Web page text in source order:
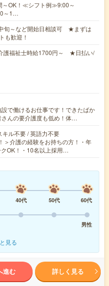
～OK！≪シフト例≫9:00～
～1…
中旬～など開始日相談可 ★まずは
も歓迎！
護福祉士時給1700円～ ★日払い/
で働けるお仕事です！できたばか
さんの要介護度も低め！体…
キル不要 / 英語力不要
＞介護の経験をお持ちの方！・年
OK！・10名以上採用…
40代 50代
60代
男性
見る
進む 詳しく見る